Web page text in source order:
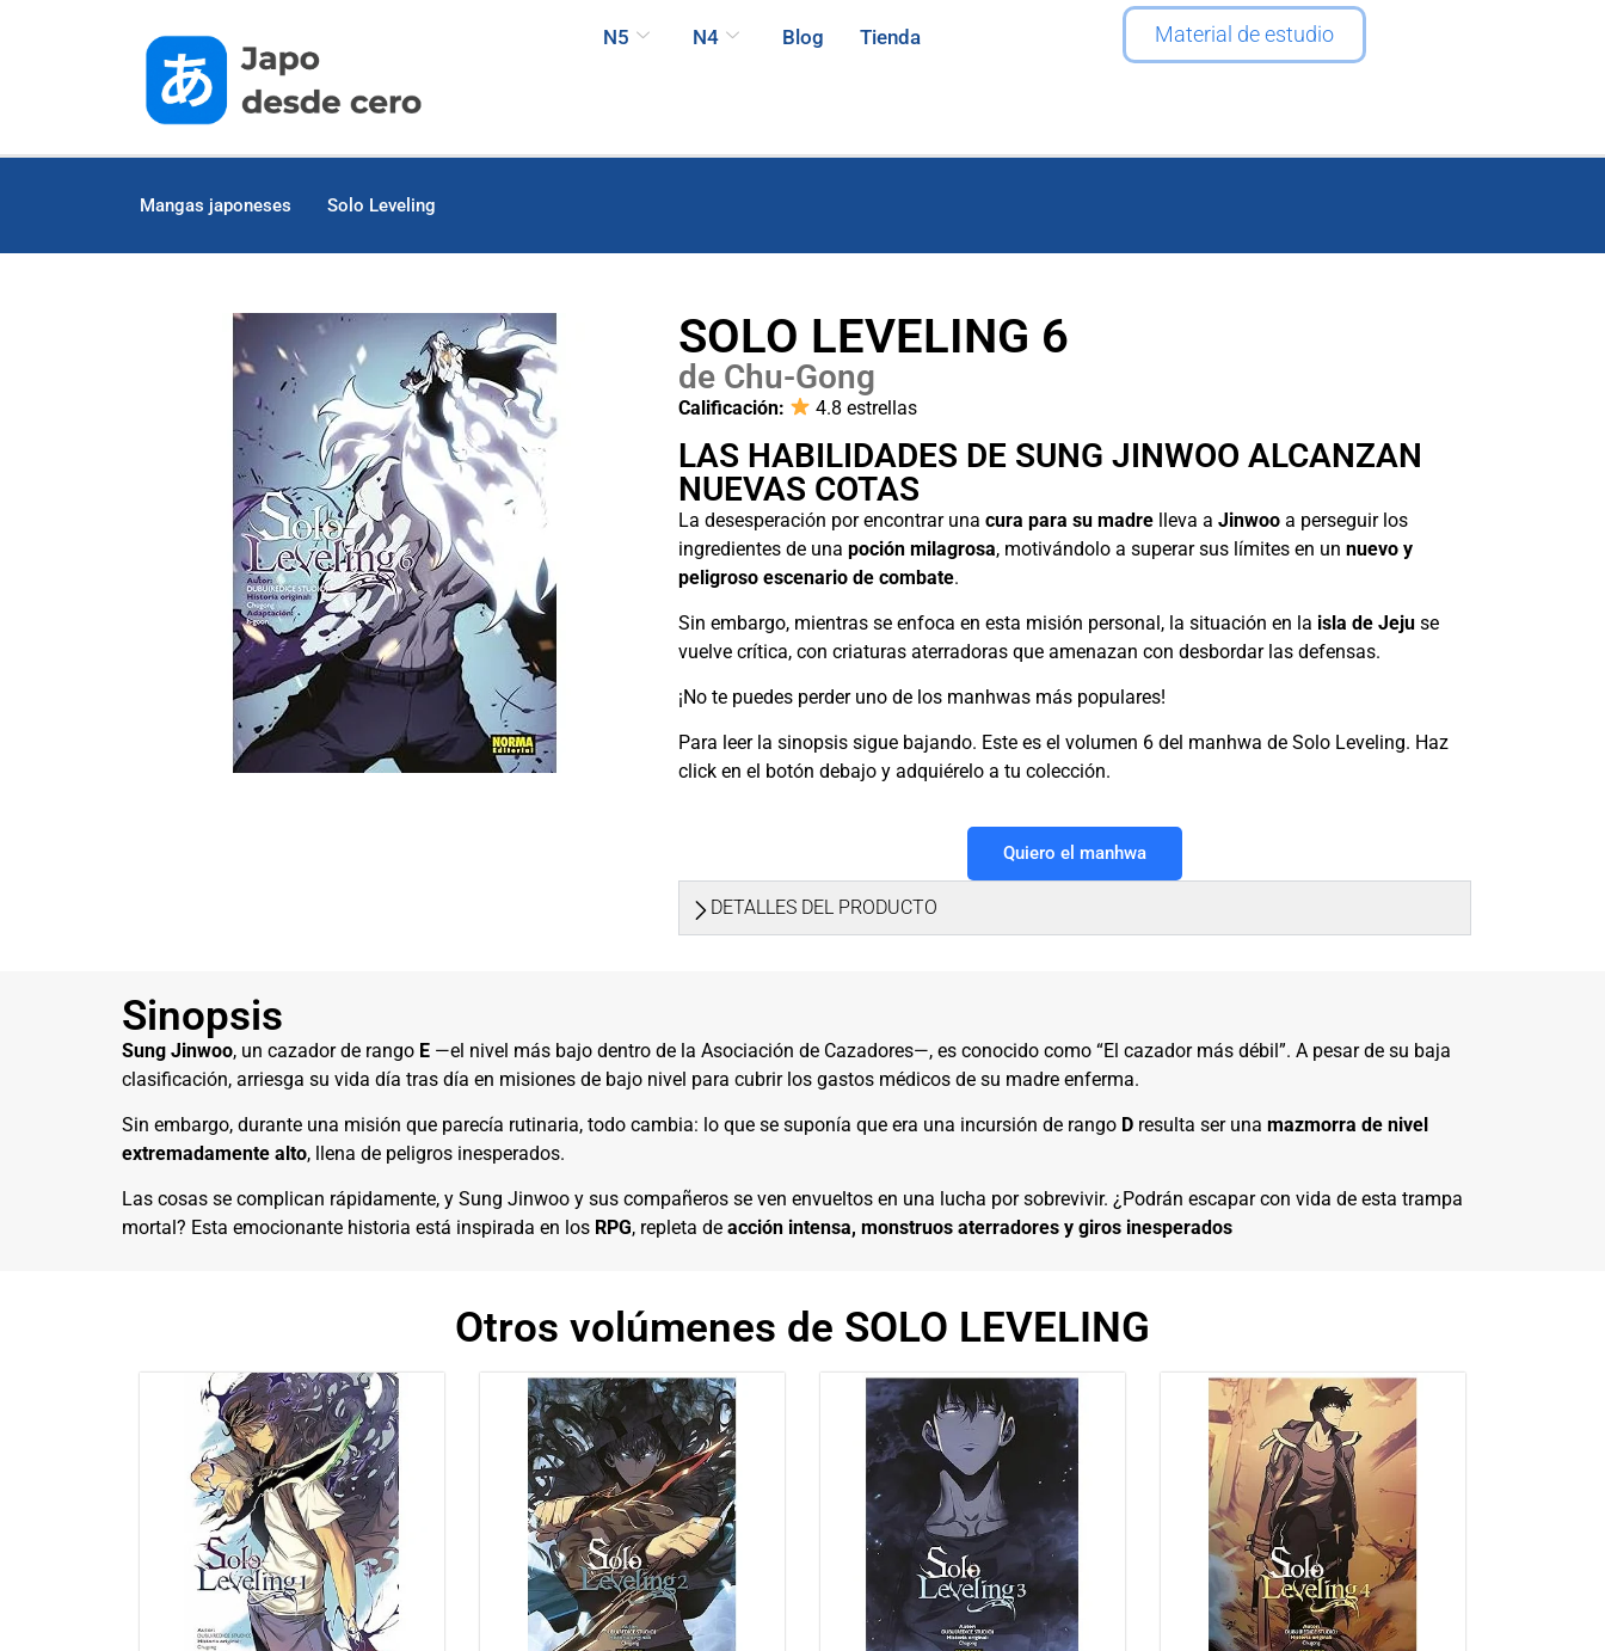
N5 N4 Blog Tienda Material de estudio
Mangas japoneses Solo Leveling
SOLO LEVELING 6
de Chu-Gong
Calificación: 4.8 estrellas
LAS HABILIDADES DE SUNG JINWOO ALCANZAN
NUEVAS COTAS
La desesperación por encontrar una cura para su madre lleva a Jinwoo a perseguir los
ingredientes de una poción milagrosa, motivándolo a superar sus límites en un nuevo y
peligroso escenario de combate.
Sin embargo, mientras se enfoca en esta misión personal, la situación en la isla de Jeju se
vuelve crítica, con criaturas aterradoras que amenazan con desbordar las defensas.
¡No te puedes perder uno de los manhwas más populares!
Para leer la sinopsis sigue bajando. Este es el volumen 6 del manhwa de Solo Leveling. Haz
click en el botón debajo y adquiérelo a tu colección.
Quiero el manhwa
DETALLES DEL PRODUCTO
Sinopsis
Sung Jinwoo, un cazador de rango E —el nivel más bajo dentro de la Asociación de Cazadores—, es conocido como “El cazador más débil”. A pesar de su baja
clasificación, arriesga su vida día tras día en misiones de bajo nivel para cubrir los gastos médicos de su madre enferma.
Sin embargo, durante una misión que parecía rutinaria, todo cambia: lo que se suponía que era una incursión de rango D resulta ser una mazmorra de nivel
extremadamente alto, llena de peligros inesperados.
Las cosas se complican rápidamente, y Sung Jinwoo y sus compañeros se ven envueltos en una lucha por sobrevivir. ¿Podrán escapar con vida de esta trampa
mortal? Esta emocionante historia está inspirada en los RPG, repleta de acción intensa, monstruos aterradores y giros inesperados
Otros volúmenes de SOLO LEVELING